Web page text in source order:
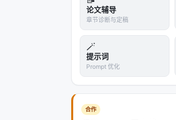
论文辅导
章节诊断与定稿
🪄
提示词
Prompt 优化
合作